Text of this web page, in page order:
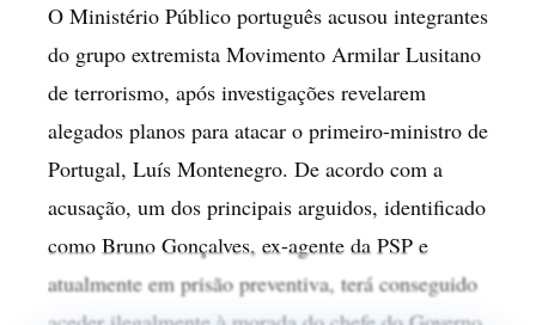
O Ministério Público português acusou integrantes
do grupo extremista Movimento Armilar Lusitano
de terrorismo, após investigações revelarem
alegados planos para atacar o primeiro-ministro de
Portugal, Luís Montenegro. De acordo com a
acusação, um dos principais arguidos, identificado
como Bruno Gonçalves, ex-agente da PSP e
atualmente em prisão preventiva, terá conseguido